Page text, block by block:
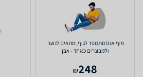
פוף אגס מתמסר לגוף, מתאים לנוער
ולמבוגרים כאחד - אבן
248
₪